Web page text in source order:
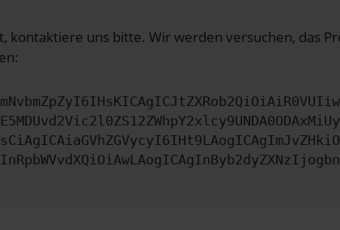
kontaktiere uns bitte. Wir werden versuchen, das